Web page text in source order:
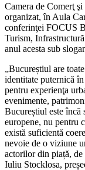
Camera de Comerţ
organizat, în Aula
conferinţei FOCUS
Turism,
anul acesta sub
„Bucureștiul are
identitate puternică
pentru experienţa
evenimente,
Bucureștiul este
europene, nu pentru
există suficientă
nevoie de o viziune
actorilor din piață, de
Iuliu Stocklosa,